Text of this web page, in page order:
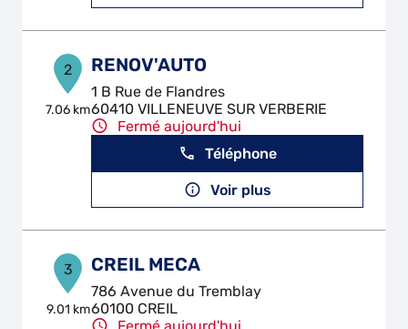
2
7.06 km
RENOV'AUTO
1 B Rue de Flandres
60410 VILLENEUVE SUR VERBERIE
Fermé aujourd'hui
Téléphone
Voir plus
3
9.01 km
CREIL MECA
786 Avenue du Tremblay
60100 CREIL